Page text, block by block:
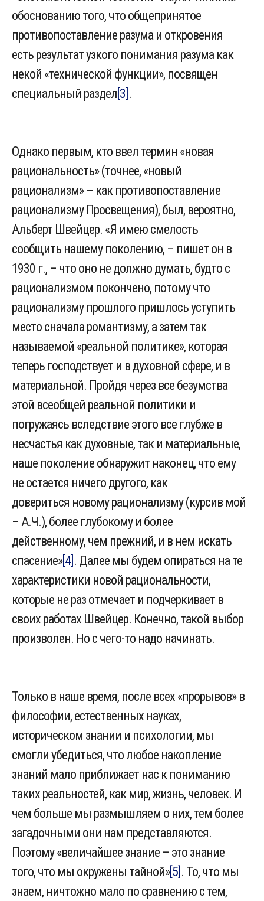
обоснованию того, что общепринятое
противопоставление разума и откровения
есть результат узкого понимания разума как
некой «технической функции», посвящен
специальный раздел [3] .
Однако первым, кто ввел термин «новая
рациональность» (точнее, «новый
рационализм» – как противопоставление
рационализму Просвещения), был, вероятно,
Альберт Швейцер. «Я имею смелость
сообщить нашему поколению, – пишет он в
1930 г., – что оно не должно думать, будто с
рационализмом покончено, потому что
рационализму прошлого пришлось уступить
место сначала романтизму, а затем так
называемой «реальной политике», которая
теперь господствует и в духовной сфере, и в
материальной. Пройдя через все безумства
этой всеобщей реальной политики и
погружаясь вследствие этого все глубже в
несчастья как духовные, так и материальные,
наше поколение обнаружит наконец, что ему
не остается ничего другого, как
довериться новому рационализму (курсив мой
– А.Ч.), более глубокому и более
действенному, чем прежний, и в нем искать
спасение»[4] . Далее мы будем опираться на те
характеристики новой рациональности,
которые не раз отмечает и подчеркивает в
своих работах Швейцер. Конечно, такой выбор
произволен. Но с чего-то надо начинать.
Только в наше время, после всех «прорывов» в
философии, естественных науках,
историческом знании и психологии, мы
смогли убедиться, что любое накопление
знаний мало приближает нас к пониманию
таких реальностей, как мир, жизнь, человек. И
чем больше мы размышляем о них, тем более
загадочными они нам представляются.
Поэтому «величайшее знание – это знание
того, что мы окружены тайной»[5] . То, что мы
знаем, ничтожно мало по сравнению с тем,